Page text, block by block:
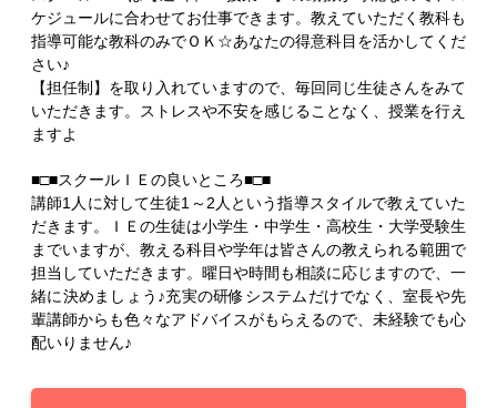
ケジュールに合わせてお仕事できます。教えていただく教科も
指導可能な教科のみでＯＫ☆あなたの得意科目を活かしてくだ
さい♪
【担任制】を取り入れていますので、毎回同じ生徒さんをみて
いただきます。ストレスや不安を感じることなく、授業を行え
ますよ
■□■スクールＩＥの良いところ■□■
講師1人に対して生徒1～2人という指導スタイルで教えていた
だきます。ＩＥの生徒は小学生・中学生・高校生・大学受験生
までいますが、教える科目や学年は皆さんの教えられる範囲で
担当していただきます。曜日や時間も相談に応じますので、一
緒に決めましょう♪充実の研修システムだけでなく、室長や先
輩講師からも色々なアドバイスがもらえるので、未経験でも心
配いりません♪